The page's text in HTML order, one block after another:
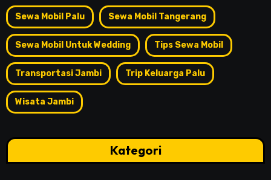
Sewa Mobil Palu Sewa Mobil Tangerang
Sewa Mobil Untuk Wedding Tips Sewa Mobil
Transportasi Jambi Trip Keluarga Palu
Wisata Jambi
Kategori